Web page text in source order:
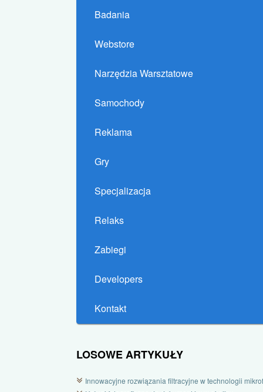
Badania
Webstore
Narzędzia Warsztatowe
Samochody
Reklama
Gry
Specjalizacja
Relaks
Zabiegi
Developers
Kontakt
LOSOWE ARTYKUŁY
Innowacyjne rozwiązania filtracyjne w technologii